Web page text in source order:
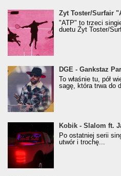
Żyt Toster/SurfAir - ATP
Żyt Toster/Surfair
"ATP" to trzeci
duetu Żyt Toster/
donGURALesko z
Klasyczny/
(Popkillery 2023)
DGE - Gankstaz
To właśnie tu, pół
sagę, która trwa do
Kobik - Slalom ft. Jan-
[Official Music Visualiser]
Kobik - Slalom ft.
Po ostatniej serii
utwór i trochę...